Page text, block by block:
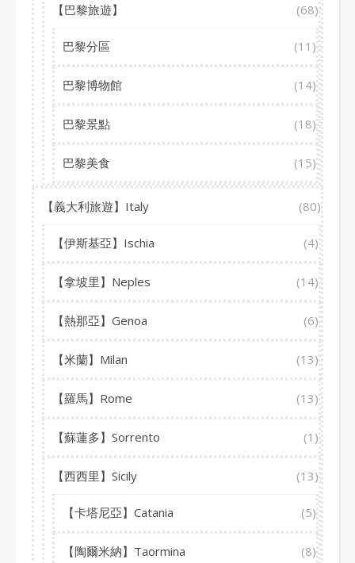
【巴黎旅遊】 (68)
巴黎分區 (11)
巴黎博物館 (14)
巴黎景點 (18)
巴黎美食 (15)
【義大利旅遊】Italy (80)
【伊斯基亞】Ischia (4)
【拿坡里】Neples (14)
【熱那亞】Genoa (6)
【米蘭】Milan (13)
【羅馬】Rome (13)
【蘇蓮多】Sorrento (1)
【西西里】Sicily (13)
【卡塔尼亞】Catania (5)
【陶爾米納】Taormina (8)